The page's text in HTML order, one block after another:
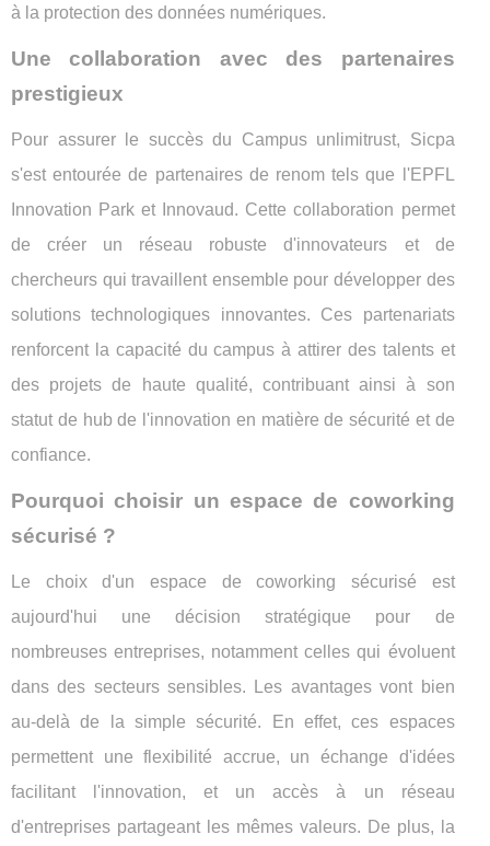
à la protection des données numériques.
Une collaboration avec des partenaires
prestigieux
Pour assurer le succès du Campus unlimitrust, Sicpa
s'est entourée de partenaires de renom tels que l'EPFL
Innovation Park et Innovaud. Cette collaboration permet
de créer un réseau robuste d'innovateurs et de
chercheurs qui travaillent ensemble pour développer des
solutions technologiques innovantes. Ces partenariats
renforcent la capacité du campus à attirer des talents et
des projets de haute qualité, contribuant ainsi à son
statut de hub de l'innovation en matière de sécurité et de
confiance.
Pourquoi choisir un espace de coworking
sécurisé ?
Le choix d'un espace de coworking sécurisé est
aujourd'hui une décision stratégique pour de
nombreuses entreprises, notamment celles qui évoluent
dans des secteurs sensibles. Les avantages vont bien
au-delà de la simple sécurité. En effet, ces espaces
permettent une flexibilité accrue, un échange d'idées
facilitant l'innovation, et un accès à un réseau
d'entreprises partageant les mêmes valeurs. De plus, la